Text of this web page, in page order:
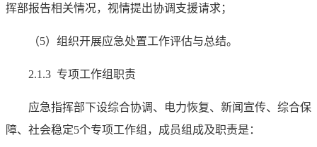
挥部报告相关情况，视情提出协调支援请求；
（5）组织开展应急处置工作评估与总结。
2.1.3 专项工作组职责
应急指挥部下设综合协调、电力恢复、新闻宣传、综合保
障、社会稳定5个专项工作组，成员组成及职责是：